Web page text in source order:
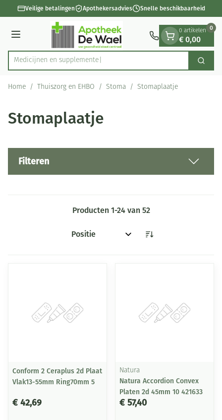
Ga naar de inhoud
1 van 1Veilige betalingen Apothekersadvies Snelle beschikbaarheid
Menu
Product, merk, categorie...
Medicijnen Zoek
0 artikelen
€ 0,00
0
Home / Thuiszorg en EHBO / Stoma / Stomaplaatje
Stomaplaatje
Filteren
Producten 1-24van 52
Sorteer op:
Conform 2 Ceraplus 2d Plaat
Vlak13-55mm Ring70mm 5
€ 42,69
Natura
Natura Accordion Convex
Platen 2d 45mm 10 421633
€ 57,40